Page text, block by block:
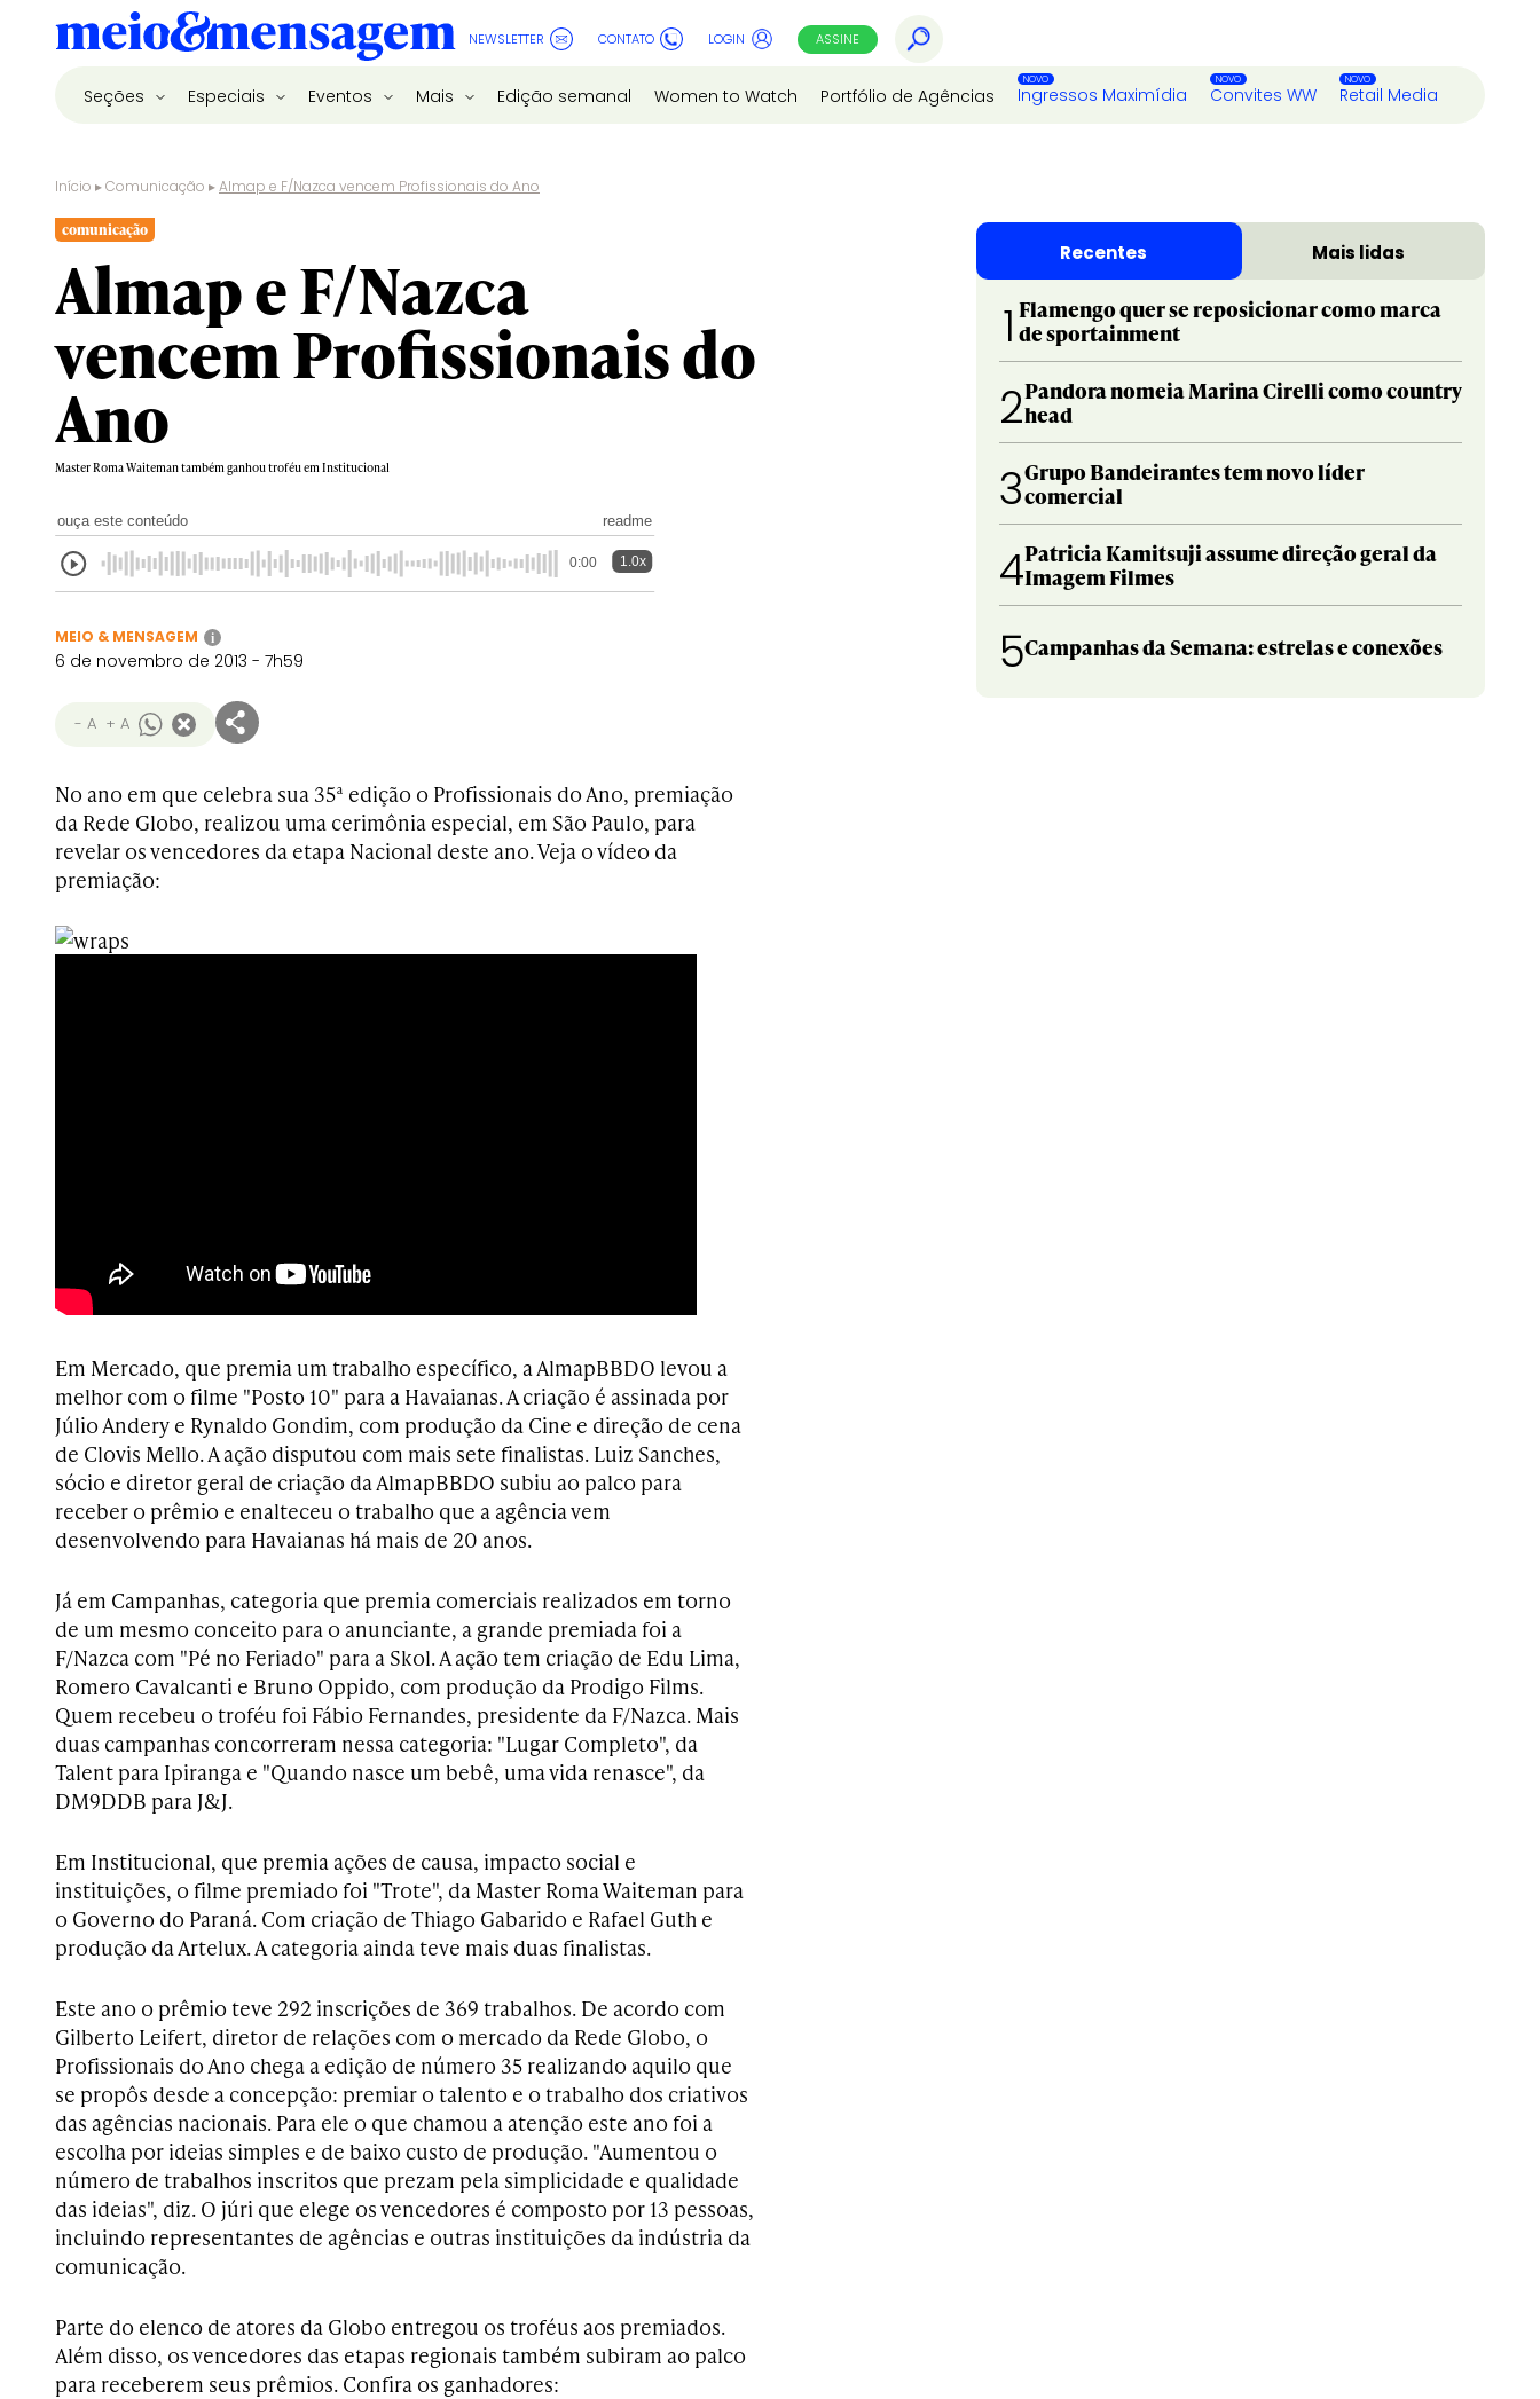
NEWSLETTER CONTATO LOGIN ASSINE
Seções Especiais Eventos Mais Edição semanal Women to Watch Portfólio de Agências Ingressos Maximídia Convites WW Retail Media
Início ▸Comunicação ▸Almap e F/Nazca vencem Profissionais do Ano
comunicação
Almap e F/Nazca
vencem Profissionais do
Ano
Master Roma Waiteman também ganhou troféu em Institucional
ouça este conteúdo readme
0:00 1.0x
MEIO & MENSAGEM i
6 de novembro de 2013 - 7h59
- A + A
No ano em que celebra sua 35ª edição o Profissionais do Ano, premiação
da Rede Globo, realizou uma cerimônia especial, em São Paulo, para
revelar os vencedores da etapa Nacional deste ano. Veja o vídeo da
premiação:
Em Mercado, que premia um trabalho específico, a AlmapBBDO levou a
melhor com o filme "Posto 10" para a Havaianas. A criação é assinada por
Júlio Andery e Rynaldo Gondim, com produção da Cine e direção de cena
de Clovis Mello. A ação disputou com mais sete finalistas. Luiz Sanches,
sócio e diretor geral de criação da AlmapBBDO subiu ao palco para
receber o prêmio e enalteceu o trabalho que a agência vem
desenvolvendo para Havaianas há mais de 20 anos.
Já em Campanhas, categoria que premia comerciais realizados em torno
de um mesmo conceito para o anunciante, a grande premiada foi a
F/Nazca com "Pé no Feriado" para a Skol. A ação tem criação de Edu Lima,
Romero Cavalcanti e Bruno Oppido, com produção da Prodigo Films.
Quem recebeu o troféu foi Fábio Fernandes, presidente da F/Nazca. Mais
duas campanhas concorreram nessa categoria: "Lugar Completo", da
Talent para Ipiranga e "Quando nasce um bebê, uma vida renasce", da
DM9DDB para J&J.
Em Institucional, que premia ações de causa, impacto social e
instituições, o filme premiado foi "Trote", da Master Roma Waiteman para
o Governo do Paraná. Com criação de Thiago Gabarido e Rafael Guth e
produção da Artelux. A categoria ainda teve mais duas finalistas.
Este ano o prêmio teve 292 inscrições de 369 trabalhos. De acordo com
Gilberto Leifert, diretor de relações com o mercado da Rede Globo, o
Profissionais do Ano chega a edição de número 35 realizando aquilo que
se propôs desde a concepção: premiar o talento e o trabalho dos criativos
das agências nacionais. Para ele o que chamou a atenção este ano foi a
escolha por ideias simples e de baixo custo de produção. "Aumentou o
número de trabalhos inscritos que prezam pela simplicidade e qualidade
das ideias", diz. O júri que elege os vencedores é composto por 13 pessoas,
incluindo representantes de agências e outras instituições da indústria da
comunicação.
Parte do elenco de atores da Globo entregou os troféus aos premiados.
Além disso, os vencedores das etapas regionais também subiram ao palco
para receberem seus prêmios. Confira os ganhadores:
Recentes Mais lidas
1 Flamengo quer se reposicionar como marca
de sportainment
2Pandora nomeia Marina Cirelli como country
head
3Grupo Bandeirantes tem novo líder
comercial
4Patricia Kamitsuji assume direção geral da
Imagem Filmes
5Campanhas da Semana: estrelas e conexões